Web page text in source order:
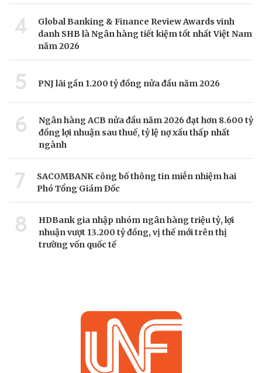
4
Global Banking & Finance Review Awards vinh
danh SHB là Ngân hàng tiết kiệm tốt nhất Việt Nam
năm 2026
5 PNJ lãi gần 1.200 tỷ đồng nửa đầu năm 2026
6
Ngân hàng ACB nửa đầu năm 2026 đạt hơn 8.600 tỷ
đồng lợi nhuận sau thuế, tỷ lệ nợ xấu thấp nhất
ngành
7
SACOMBANK công bố thông tin miễn nhiệm hai
Phó Tổng Giám Đốc
8
HDBank gia nhập nhóm ngân hàng triệu tỷ, lợi
nhuận vượt 13.200 tỷ đồng, vị thế mới trên thị
trường vốn quốc tế